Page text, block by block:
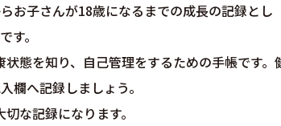
お子さんが18歳になるまでの成長の記録とし
す。
態を知り、自己管理をするための手帳です。
欄へ記録しましょう。
な記録になります。